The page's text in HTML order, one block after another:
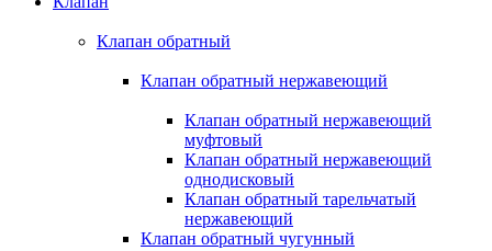
Клапан обратный
Клапан обратный нержавеющий
Клапан обратный нержавеющий
муфтовый
Клапан обратный нержавеющий
однодисковый
Клапан обратный тарельчатый
нержавеющий
Клапан обратный чугунный